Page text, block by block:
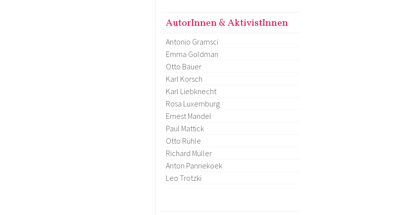
AutorInnen & AktivistInnen
Antonio Gramsci
Emma Goldman
Otto Bauer
Karl Korsch
Karl Liebknecht
Rosa Luxemburg
Ernest Mandel
Paul Mattick
Otto Rühle
Richard Müller
Anton Pannekoek
Leo Trotzki